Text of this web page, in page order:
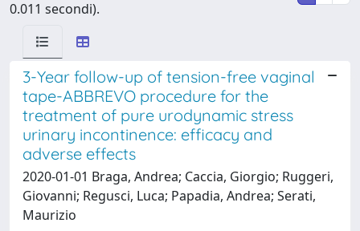
0.011 secondi).
3-Year follow-up of tension-free vaginal
tape-ABBREVO procedure for the
treatment of pure urodynamic stress
urinary incontinence: efficacy and
adverse effects
2020-01-01 Braga, Andrea; Caccia, Giorgio; Ruggeri,
Giovanni; Regusci, Luca; Papadia, Andrea; Serati,
Maurizio